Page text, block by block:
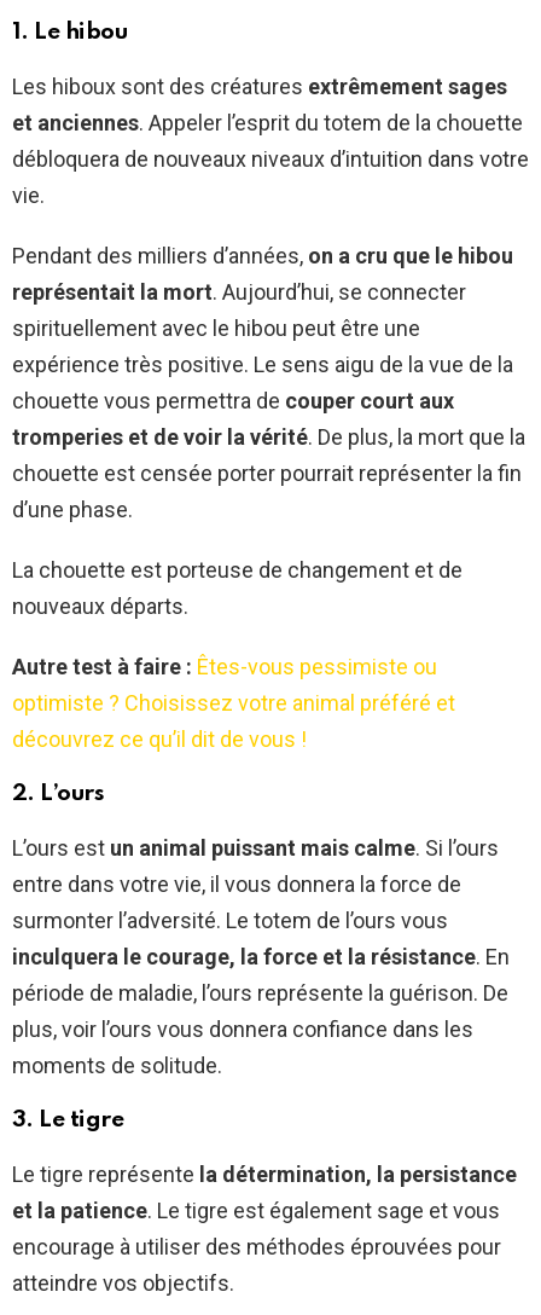
1. Le hibou
Les hiboux sont des créatures extrêmement sages
et anciennes. Appeler l’esprit du totem de la chouette
débloquera de nouveaux niveaux d’intuition dans votre
vie.
Pendant des milliers d’années, on a cru que le hibou
représentait la mort. Aujourd’hui, se connecter
spirituellement avec le hibou peut être une
expérience très positive. Le sens aigu de la vue de la
chouette vous permettra de couper court aux
tromperies et de voir la vérité. De plus, la mort que la
chouette est censée porter pourrait représenter la fin
d’une phase.
La chouette est porteuse de changement et de
nouveaux départs.
Autre test à faire : Êtes-vous pessimiste ou
optimiste ? Choisissez votre animal préféré et
découvrez ce qu’il dit de vous !
2. L’ours
L’ours est un animal puissant mais calme. Si l’ours
entre dans votre vie, il vous donnera la force de
surmonter l’adversité. Le totem de l’ours vous
inculquera le courage, la force et la résistance. En
période de maladie, l’ours représente la guérison. De
plus, voir l’ours vous donnera confiance dans les
moments de solitude.
3. Le tigre
Le tigre représente la détermination, la persistance
et la patience. Le tigre est également sage et vous
encourage à utiliser des méthodes éprouvées pour
atteindre vos objectifs.